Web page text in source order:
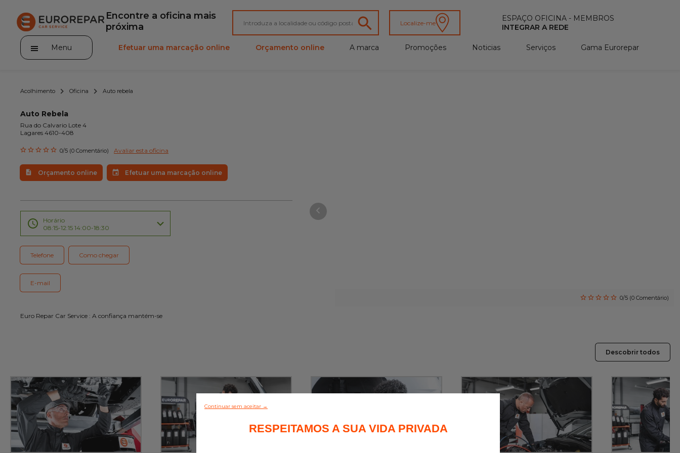
Encontre a oficina mais
próxima
Localize-me
ESPAÇO OFICINA - MEMBROS
INTEGRAR A REDE
Menu
A marca
Promoções
Noticias
Serviços
Gama Eurorepar
Efetuar uma marcação online Orçamento online A marca Promoções Noticias Serviços Gama Eurorepar
Acolhimento Oficina Auto rebela
Auto Rebela
Rua do Calvario Lote 4
Lagares 4610-408
0/5 (0 Comentário) Avaliar esta oficina
Orçamento online Efetuar uma marcação online
Horário
08:15-12:15 14:00-18:30
Telefone Como chegar
E-mail
Euro Repar Car Service : A confiança mantém-se
0/5 (0 Comentário)
Descobrir todos
Continuar sem aceitar →
RESPEITAMOS A SUA VIDA PRIVADA